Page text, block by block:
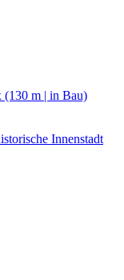
m | in Bau)
Innenstadt